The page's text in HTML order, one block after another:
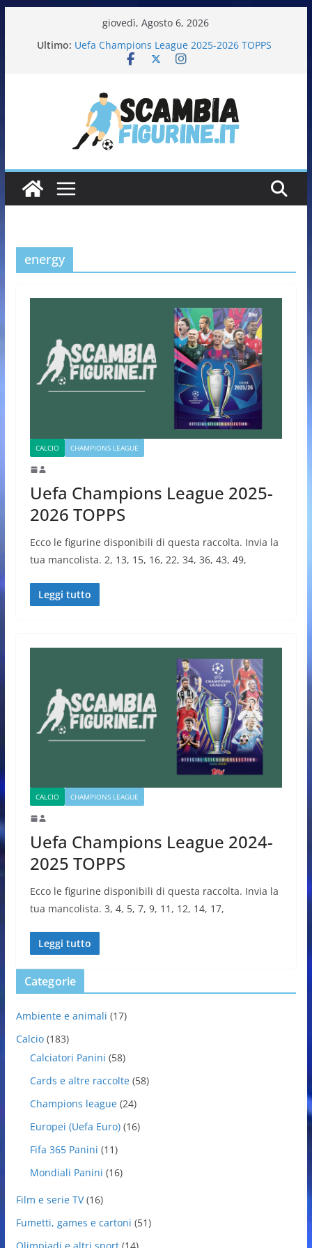
giovedì, Agosto 6, 2026
Ultimo: Uefa Champions League 2025-2026 TOPPS
Fifa World Cup 2026 PANINI
Calciatori Serie B BKT 2025-2026 PANINI
energy
CALCIO CHAMPIONS LEAGUE
Uefa Champions League 2025-
2026 TOPPS
Ecco le figurine disponibili di questa raccolta. Invia la
tua mancolista. 2, 13, 15, 16, 22, 34, 36, 43, 49,
Leggi tutto
CALCIO CHAMPIONS LEAGUE
Uefa Champions League 2024-
2025 TOPPS
Ecco le figurine disponibili di questa raccolta. Invia la
tua mancolista. 3, 4, 5, 7, 9, 11, 12, 14, 17,
Leggi tutto
Categorie
Ambiente e animali (17)
Calcio(183)
Calciatori Panini (58)
Cards e altre raccolte(58)
Champions league(24)
Europei (Uefa Euro)(16)
Fifa 365 Panini (11)
Mondiali Panini (16)
Film e serie TV(16)
Fumetti, games e cartoni (51)